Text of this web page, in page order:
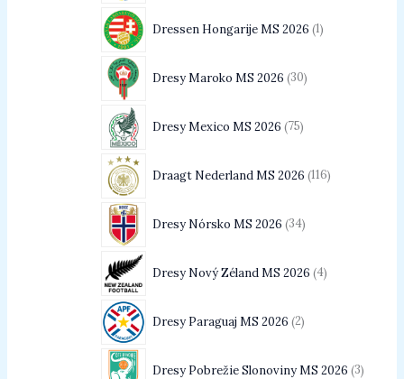
Dressen Hongarije MS 2026 1
Dresy Maroko MS 2026 30
Dresy Mexico MS 2026 75
Draagt Nederland MS 2026 116
Dresy Nórsko MS 2026 34
Dresy Nový Zéland MS 2026 4
Dresy Paraguaj MS 2026 2
Dresy Pobrežie Slonoviny MS 2026 3